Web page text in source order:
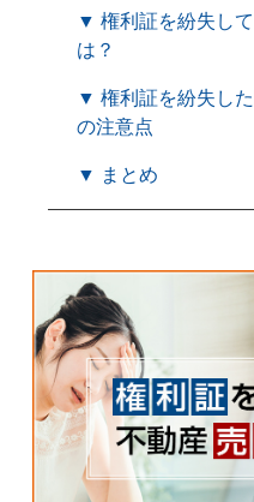
▼ 権利証を紛失し
は？
▼ 権利証を紛失し
の注意点
▼ まとめ